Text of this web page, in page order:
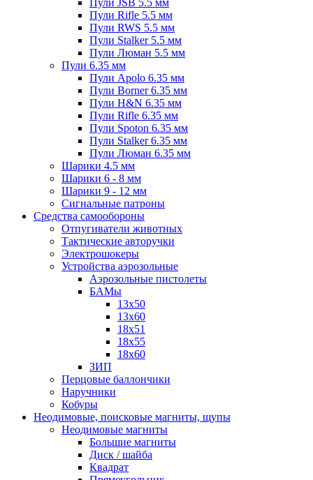
Пули Rifle 5.5 мм
Пули RWS 5.5 мм
Пули Stalker 5.5 мм
Пули Люман 5.5 мм
Пули 6.35 мм
Пули Apolo 6.35 мм
Пули Borner 6.35 мм
Пули H&N 6.35 мм
Пули Rifle 6.35 мм
Пули Spoton 6.35 мм
Пули Stalker 6.35 мм
Пули Люман 6.35 мм
Шарики 4.5 мм
Шарики 6 - 8 мм
Шарики 9 - 12 мм
Сигнальные патроны
Средства самообороны
Отпугиватели животных
Тактические авторучки
Электрошокеры
Устройства аэрозольные
Аэрозольные пистолеты
БАМы
13х50
13х60
18х51
18х55
18х60
ЗИП
Перцовые баллончики
Наручники
Кобуры
Неодимовые, поисковые магниты, щупы
Неодимовые магниты
Большие магниты
Диск / шайба
Квадрат